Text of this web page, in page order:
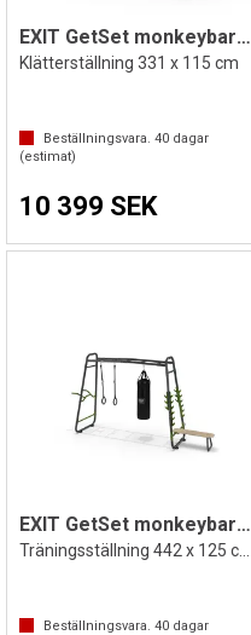
EXIT GetSet monkeybar MB200
Klätterställning 331 x 115 cm
Beställningsvara. 40 dagar
(estimat)
10 399 SEK
EXIT GetSet monkeybar MB230
Beställningsvara. 40 dagar